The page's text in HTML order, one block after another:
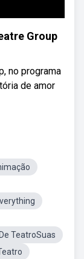
Group
no programa
de amor
TeatroSuas